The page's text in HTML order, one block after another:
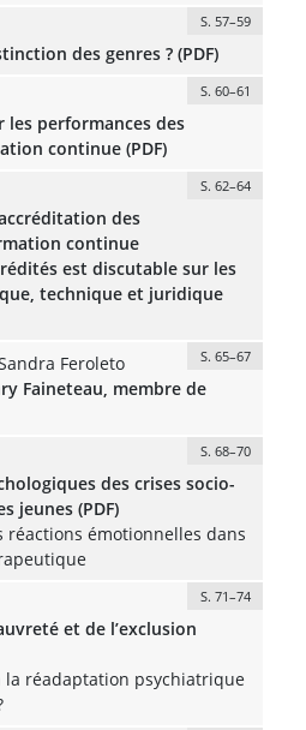
S. 57–59
des genres ? (PDF)
S. 60–61
les performances des
continue (PDF)
S. 62–64
des
continue
est discutable sur les
technique et juridique
Feroleto
S. 65–67
Faineteau, membre de
S. 68–70
des crises socio-
jeunes (PDF)
réactions émotionnelles dans
S. 71–74
et de l’exclusion
réadaptation psychiatrique